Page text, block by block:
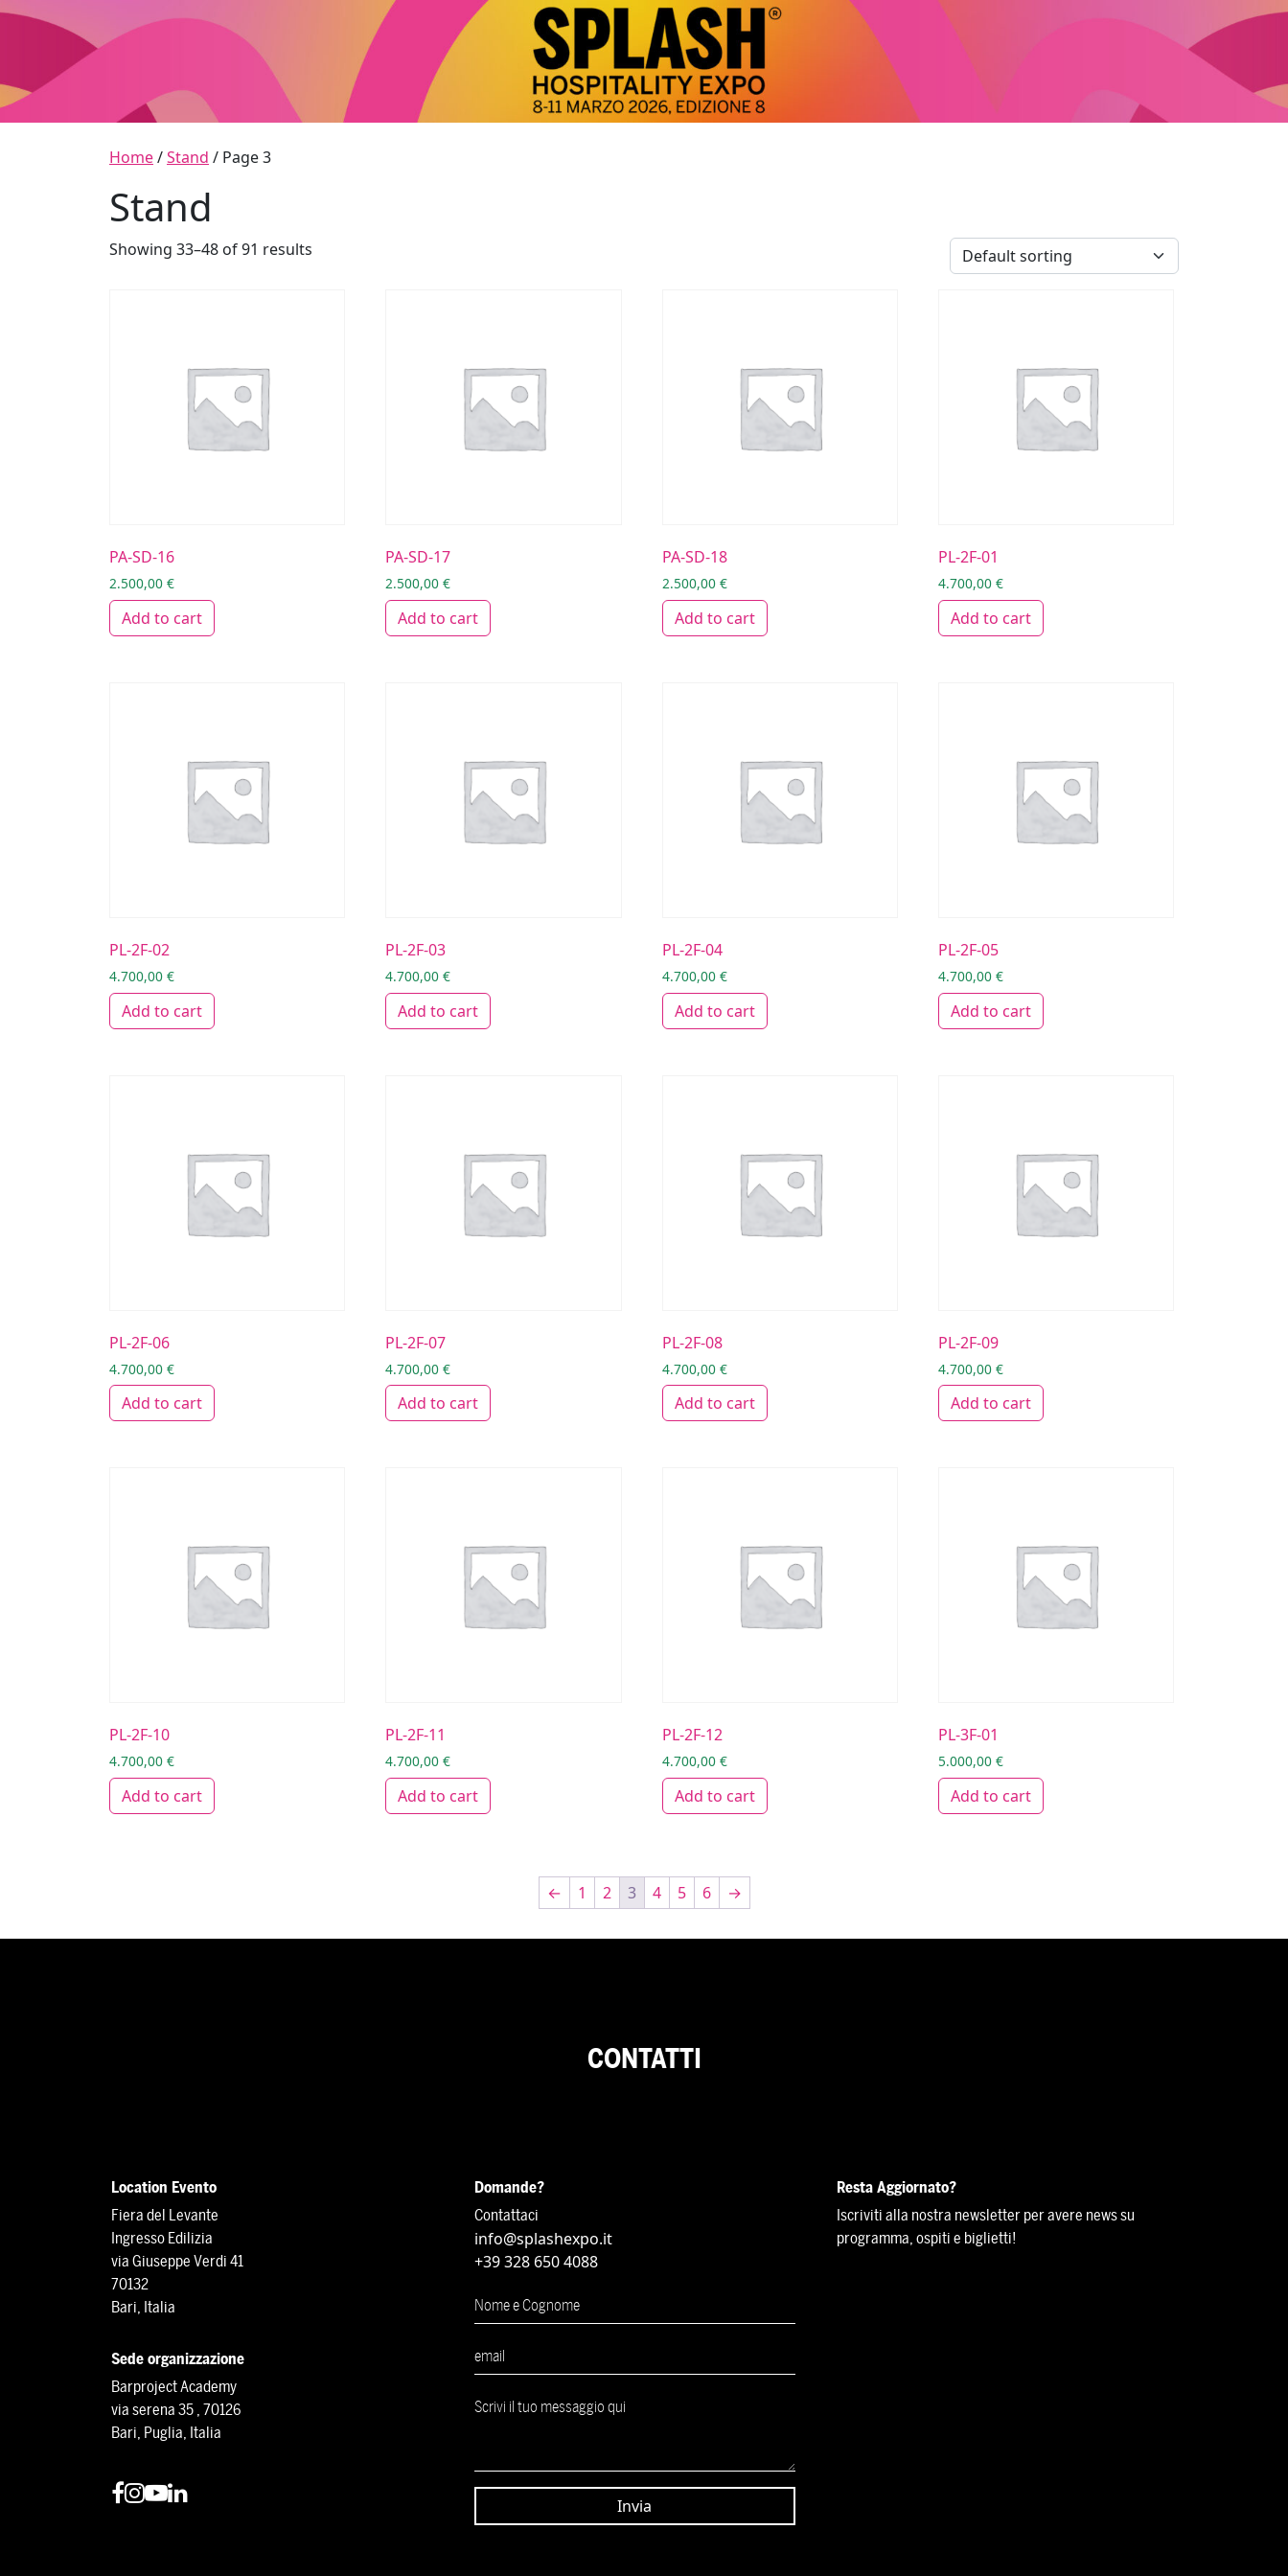
Skip to content
Main Navigation
Home/Stand / Page 3
Stand
Showing 33–48 of 91 results
PA-SD-16
2.500,00 €
Add to cart
PA-SD-17
2.500,00€
Add to cart
PA-SD-18
2.500,00 €
Add to cart
PL-2F-01
4.700,00€
Add to cart
PL-2F-02
4.700,00 €
Add to cart
PL-2F-03
4.700,00€
Add to cart
PL-2F-04
4.700,00 €
Add to cart
PL-2F-05
4.700,00€
Add to cart
PL-2F-06
4.700,00 €
Add to cart
PL-2F-07
4.700,00€
Add to cart
PL-2F-08
4.700,00 €
Add to cart
PL-2F-09
4.700,00€
Add to cart
PL-2F-10
4.700,00 €
Add to cart
PL-2F-11
4.700,00€
Add to cart
PL-2F-12
4.700,00 €
Add to cart
PL-3F-01
5.000,00€
Add to cart
← 1 2 3 4 5 6 →
CONTATTI
Location Evento
Fiera del Levante
Ingresso Edilizia
via Giuseppe Verdi 41
70132
Bari, Italia
Sede organizzazione
Barproject Academy
via serena 35 , 70126
Bari, Puglia, Italia
Domande?
Contattaci
info@splashexpo.it
+39 328 650 4088
Resta Aggiornato?
Iscriviti alla nostra newsletter per avere news su
programma, ospiti e biglietti!